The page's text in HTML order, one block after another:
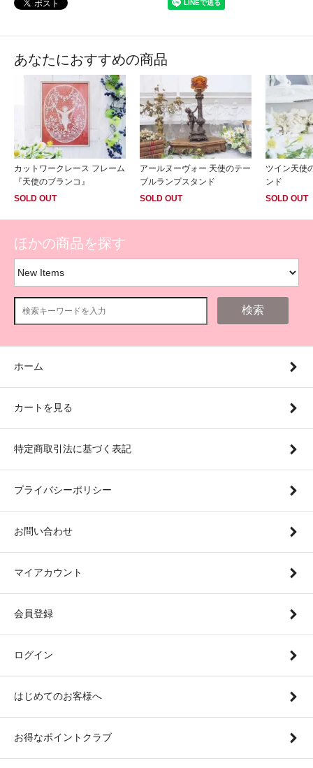
あなたにおすすめの商品
カットワークレース フレーム
『天使のブランコ』
SOLD OUT
アールヌーヴォー 天使のテー
ブルランプスタンド
SOLD OUT
ツイン天使
ンド
SOLD OUT
ほかの商品を探す
検索
ホーム
カートを見る
特定商取引法に基づく表記
プライバシーポリシー
お問い合わせ
マイアカウント
会員登録
ログイン
はじめてのお客様へ
お得なポイントクラブ